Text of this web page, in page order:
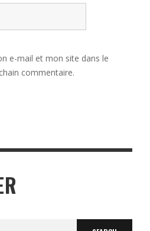
e-mail et mon site dans le
commentaire.